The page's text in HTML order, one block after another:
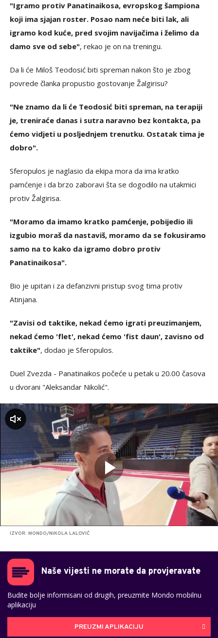
"Igramo protiv Panatinaikosa, evropskog šampiona
koji ima sjajan roster. Posao nam neće biti lak, ali
igramo kod kuće, pred svojim navijačima i želimo da
damo sve od sebe", rekao je on na treningu.
Da li će Miloš Teodosić biti spreman nakon što je zbog
povrede članka propustio gostovanje Žalgirisu?
"Ne znamo da li će Teodosić biti spreman, na terapiji
je, treniraće danas i sutra naravno bez kontakta, pa
ćemo vidjeti u posljednjem trenutku. Ostatak tima je
dobro".
Sferopulos je naglasio da ekipa mora da ima kratko
pamćenje i da brzo zaboravi šta se dogodilo na utakmici
protiv Žalgirisa.
"Moramo da imamo kratko pamćenje, pobijedio ili
izgubio moraš da nastaviš, moramo da se fokusiramo
samo na to kako da igramo dobro protiv
Panatinaikosa".
Bio je upitan i za defanzivni pristup svog tima protiv
Atinjana.
"Zavisi od taktike, nekad ćemo igrati preuzimanjem,
nekad ćemo 'flet', nekad ćemo 'fist daun', zavisno od
taktike", dodao je Sferopulos.
Duel Zvezda - Panatinaikos počeće u petak u 20.00 časova
u dvorani "Aleksandar Nikolić".
IZVOR: MONDO/NIKOLA LALOVIĆ
Naše vijesti ne morate da provjeravate
Budite bolje informisani od drugih, preuzmite Mondo mobilnu
aplikaciju
PREUZMI APLIKACIJU